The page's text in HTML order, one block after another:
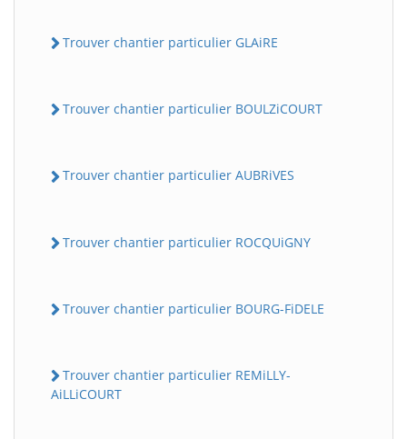
Trouver chantier particulier GLAiRE
Trouver chantier particulier BOULZiCOURT
Trouver chantier particulier AUBRiVES
Trouver chantier particulier ROCQUiGNY
Trouver chantier particulier BOURG-FiDELE
Trouver chantier particulier REMiLLY-
AiLLiCOURT